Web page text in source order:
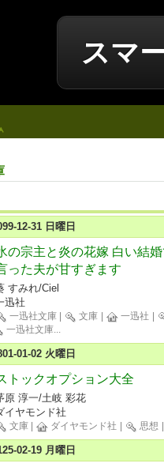
スマ
12-31 日曜日
の宗主と炎の花嫁 白い結
った夫が甘すぎます
すみれ/Ciel
迅社
一迅社文庫 文庫 一迅社
一迅社文庫...
01-02 火曜日
トックオプション大全
原 淳一/土岐 彩花
イヤモンド社
文庫 ダイヤモンド社 思想
02-19 月曜日